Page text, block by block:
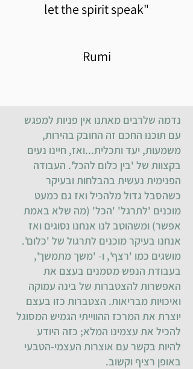
let the spirit speak"
Rumi
נדמה שלרבים מאתנו אין פניות למפגש
עם תוכנו החכם זה החובק בהירות,
משמעות, יעד ותכלית...ואז, חיינו נעים
בקצוות של 'בין כלום להכל'. העבודה
הפנימית נעשית בהבלחות ובעיקר
כשהסבל גדול מלהכיל ואז גם כמעט
מוכנים 'לתרגל' 'הכל' (מה שלא באמת
אפשר) ומשהוטב לנו אנחנו נסוגים ואז
אנחנו בעיקר מוכנים לתרגול של 'כלום'.
מושגים כמו 'רצף', ו- 'משך מתמשך',
בעבודת הנפש מסמנים בעצם את
האפשרות להצטברות של בינה עמוקה
ואיכויות מבריאות. הצטברות כזו בעצם
יוצרת את המרכז ההווייתי הגמיש המסוגל
להכיל את עצמינו המלא; כזה היודע
להיות בקשר עם אוצרות העצמי-הטבעי
באופן רציף וקשוב.